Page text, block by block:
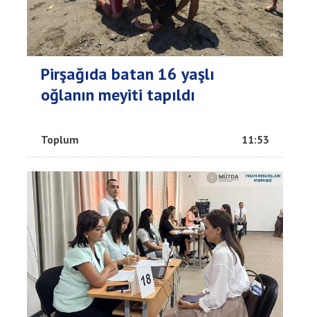
Pirşağıda batan 16 yaşlı
oğlanın meyiti tapıldı
Toplum 11:53